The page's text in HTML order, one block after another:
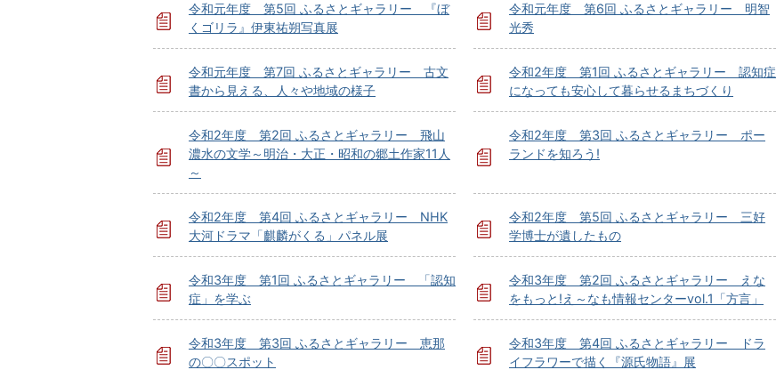
令和元年度 第5回 ふるさとギャラリー 『ぼ
くゴリラ』伊東祐朔写真展
令和元年度 第6回 ふるさとギャラリー 明智
光秀
令和元年度 第7回 ふるさとギャラリー 古文
書から見える、人々や地域の様子
令和2年度 第1回 ふるさとギャラリー 認知症
になっても安心して暮らせるまちづくり
令和2年度 第2回 ふるさとギャラリー 飛山
濃水の文学～明治・大正・昭和の郷土作家11人
～
令和2年度 第3回 ふるさとギャラリー ポー
ランドを知ろう!
令和2年度 第4回 ふるさとギャラリー NHK
大河ドラマ「麒麟がくる」パネル展
令和2年度 第5回 ふるさとギャラリー 三好
学博士が遺したもの
令和3年度 第1回 ふるさとギャラリー 「認知
症」を学ぶ
令和3年度 第2回 ふるさとギャラリー えな
をもっと!え～なも情報センターvol.1「方言」
令和3年度 第3回 ふるさとギャラリー 恵那
の〇〇スポット
令和3年度 第4回 ふるさとギャラリー ドラ
イフラワーで描く『源氏物語』展